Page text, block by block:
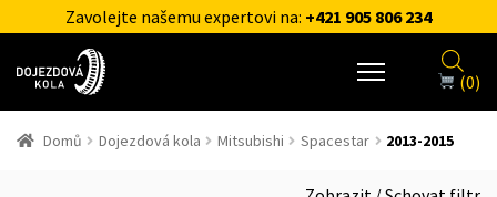
Zavolejte našemu expertovi na: +421 905 806 234
(0)
Domů Dojezdová kola Mitsubishi Spacestar 2013-2015